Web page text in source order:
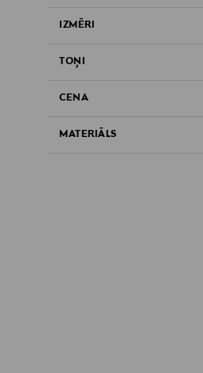
IZMĒRI
TOŅI
CENA
MATERIĀLS